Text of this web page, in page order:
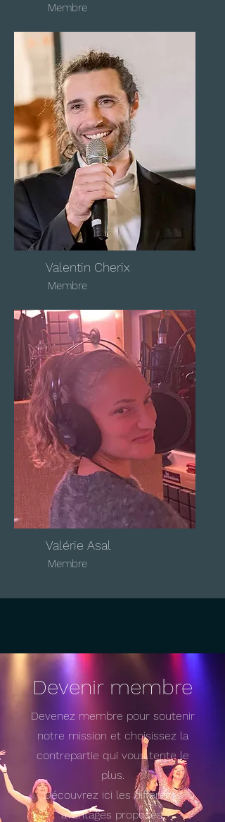
Membre
Valentin Cherix
Membre
Valérie Asal
Membre
Devenir membre
Devenez membre pour soutenir
notre mission et choisissez la
contrepartie qui vous tente le
plus.
Découvrez ici les différents
avantages proposés: